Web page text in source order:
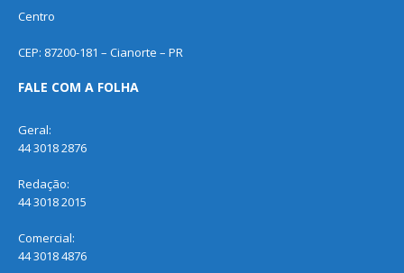
Centro
CEP: 87200-181 – Cianorte – PR
FALE COM A FOLHA
Geral:
44 3018 2876
Redação:
44 3018 2015
Comercial:
44 3018 4876